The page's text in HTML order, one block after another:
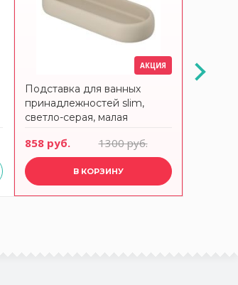
АКЦИЯ
Подставка для ванных
принадлежностей slim,
светло-серая, малая
858 руб. 1300 руб.
В КОРЗИНУ